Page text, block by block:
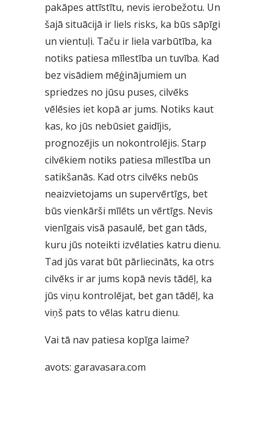
pakāpes attīstītu, nevis ierobežotu. Un
šajā situācijā ir liels risks, ka būs sāpīgi
un vientuļi. Taču ir liela varbūtība, ka
notiks patiesa mīlestība un tuvība. Kad
bez visādiem mēģinājumiem un
spriedzes no jūsu puses, cilvēks
vēlēsies iet kopā ar jums. Notiks kaut
kas, ko jūs nebūsiet gaidījis,
prognozējis un nokontrolējis. Starp
cilvēkiem notiks patiesa mīlestība un
satikšanās. Kad otrs cilvēks nebūs
neaizvietojams un supervērtīgs, bet
būs vienkārši mīlēts un vērtīgs. Nevis
vienīgais visā pasaulē, bet gan tāds,
kuru jūs noteikti izvēlaties katru dienu.
Tad jūs varat būt pārliecināts, ka otrs
cilvēks ir ar jums kopā nevis tādēļ, ka
jūs viņu kontrolējat, bet gan tādēļ, ka
viņš pats to vēlas katru dienu.
Vai tā nav patiesa kopīga laime?
avots: garavasara.com